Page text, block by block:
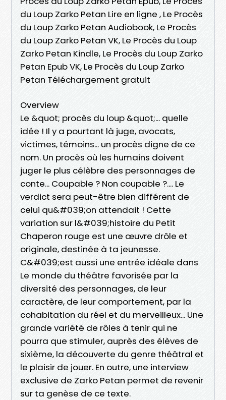
du Loup Zarko Petan Lire en ligne , Le Procès
du Loup Zarko Petan Audiobook, Le Procès
du Loup Zarko Petan VK, Le Procès du Loup
Zarko Petan Kindle, Le Procès du Loup Zarko
Petan Epub VK, Le Procès du Loup Zarko
Petan Téléchargement gratuit
Overview
Le &quot; procès du loup &quot;... quelle
idée ! Il y a pourtant là juge, avocats,
victimes, témoins... un procès digne de ce
nom. Un procès où les humains doivent
juger le plus célèbre des personnages de
conte... Coupable ? Non coupable ?.... Le
verdict sera peut-être bien différent de
celui qu&#039;on attendait ! Cette
variation sur l&#039;histoire du Petit
Chaperon rouge est une œuvre drôle et
originale, destinée à ta jeunesse.
C&#039;est aussi une entrée idéale dans
Le monde du théâtre favorisée par la
diversité des personnages, de leur
caractère, de leur comportement, par la
cohabitation du réel et du merveilleux... Une
grande variété de rôles à tenir qui ne
pourra que stimuler, auprès des élèves de
sixième, la découverte du genre théâtral et
le plaisir de jouer. En outre, une interview
exclusive de Zarko Petan permet de revenir
sur ta genèse de ce texte.